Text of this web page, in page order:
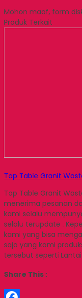
Mohon maaf, form
Produk Terkait
Top Table Granit
Top Table Granit
menerima pesanan
kami selalu
selalu terupdate .
kami yang bisa
saja yang kami
tersebut seperti
Share This :